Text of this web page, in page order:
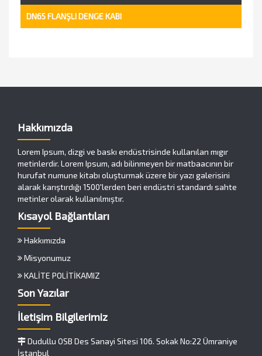
DN65 FLANŞLI DENGE KABI
Hakkımızda
Lorem Ipsum, dizgi ve baskı endüstrisinde kullanılan mıgır
metinlerdir. Lorem Ipsum, adı bilinmeyen bir matbaacının bir
hurufat numune kitabı oluşturmak üzere bir yazı galerisini
alarak karıştırdığı 1500'lerden beri endüstri standardı sahte
metinler olarak kullanılmıştır.
Kısayol Bağlantıları
Hakkımızda
Misyonumuz
KALİTE POLİTİKAMIZ
Son Yazılar
İletişim Bilgilerimiz
Dudullu OSB Des Sanayi Sitesi 106. Sokak No:22 Ümraniye
İstanbul